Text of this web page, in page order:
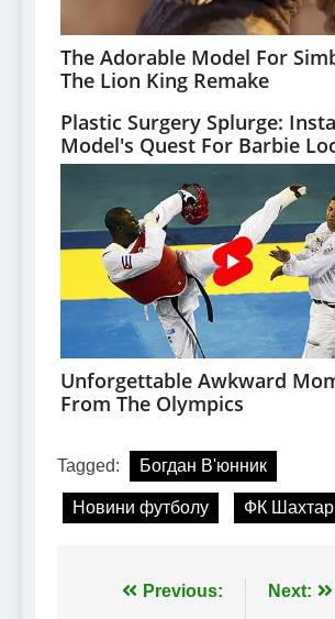
Tagged: Богдан В'юнник
Новини футболу ФК Шахтар
Навігація
Previous: Next: